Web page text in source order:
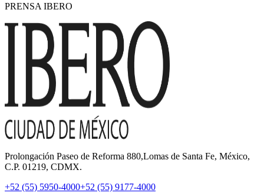
PRENSA IBERO
Prolongación Paseo de Reforma 880,Lomas de Santa Fe, México,
C.P. 01219, CDMX.
+52 (55) 5950-4000+52 (55) 9177-4000